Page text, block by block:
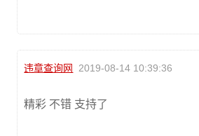
违章查询网 2019-08-14 10:39:36
精彩 不错 支持了